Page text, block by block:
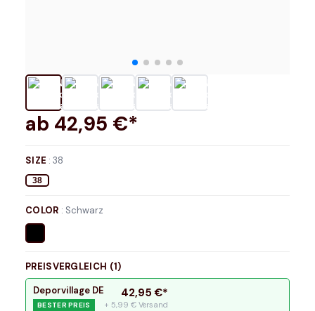
ab 42,95 €*
SIZE :38
38
COLOR : Schwarz
PREISVERGLEICH (1)
Deporvillage DE
BESTER PREIS
42,95 €*
+ 5,99 € Versand